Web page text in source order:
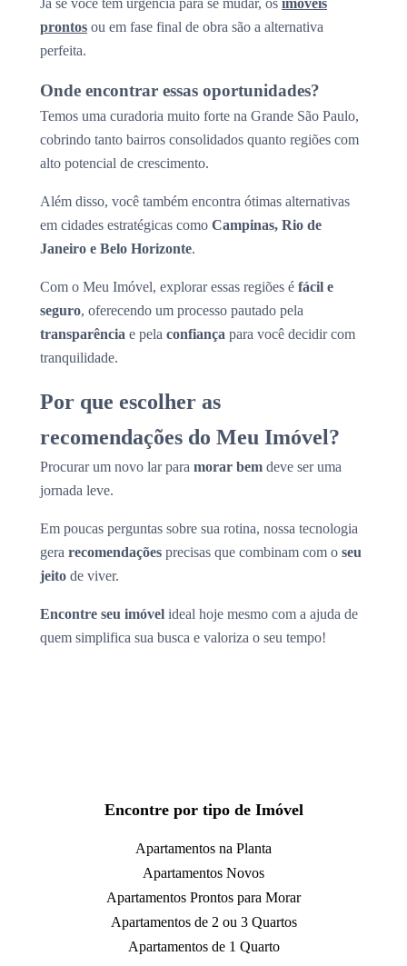
Já se você tem urgência para se mudar, os imóveis
prontos ou em fase final de obra são a alternativa
perfeita.
Onde encontrar essas oportunidades?
Temos uma curadoria muito forte na Grande São Paulo,
cobrindo tanto bairros consolidados quanto regiões com
alto potencial de crescimento.
Além disso, você também encontra ótimas alternativas
em cidades estratégicas como Campinas, Rio de
Janeiro e Belo Horizonte.
Com o Meu Imóvel, explorar essas regiões é fácil e
seguro, oferecendo um processo pautado pela
transparência e pela confiança para você decidir com
tranquilidade.
Por que escolher as
recomendações do Meu Imóvel?
Procurar um novo lar para morar bem deve ser uma
jornada leve.
Em poucas perguntas sobre sua rotina, nossa tecnologia
gera recomendações precisas que combinam com o seu
jeito de viver.
Encontre seu imóvel ideal hoje mesmo com a ajuda de
quem simplifica sua busca e valoriza o seu tempo!
Encontre por tipo de Imóvel
Apartamentos na Planta
Apartamentos Novos
Apartamentos Prontos para Morar
Apartamentos de 2 ou 3 Quartos
Apartamentos de 1 Quarto